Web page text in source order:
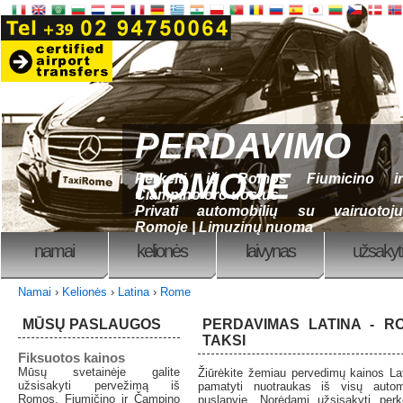
PERDAVIMO
ROMOJE
Perkelti iš Romos Fiumicino ir
Ciampino oro uostus
Privati ​​automobilių su vairuotoju
Romoje | Limuzinų nuoma
namai kelionės laivynas užsakyti
Namai › Kelionės › Latina› Rome
PERDAVIMAS LATINA -
TAKSI
Žiūrėkite žemiau pervedimų kainos
pamatyti nuotraukas iš visų
puslapyje. Norėdami užsisakyti
MŪSŲ PASLAUGOS
Fiksuotos kainos
Mūsų svetainėje galite
užsisakyti pervežimą iš
Romos, Fjumičino ir Čampino